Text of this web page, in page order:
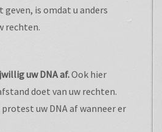
is omdat u anders
rechten.
uw DNA af.Ook hier
doet van uw rechten.
uw DNA af wanneer er